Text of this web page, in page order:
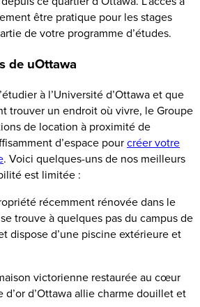
être pratique pour les stages
de votre programme d’études.
de uOttawa
à l’Université d’Ottawa et que
trouver un endroit où vivre, le Groupe
de location à proximité de
d’espace pourcréer votre
. Voici quelques-uns de nos meilleurs
est limitée :
récemment rénovée dans le
trouve à quelques pas du campus de
dispose d’une piscine extérieure et
victorienne restaurée au cœur
d’Ottawa allie charme douillet et